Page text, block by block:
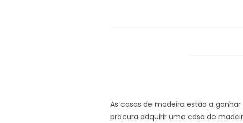
As casas de madeira estão a
procura adquirir uma casa de